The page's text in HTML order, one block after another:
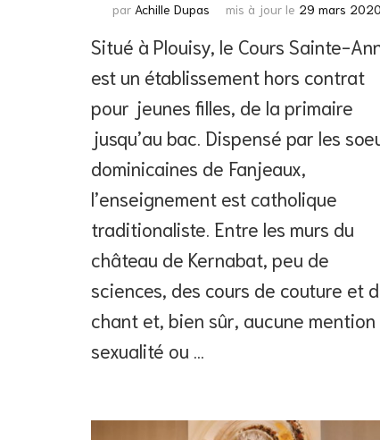
par Achille Dupas mis à jour le 29 mars 2020
Situé à Plouisy, le Cours Sainte-
est un établissement hors contrat
pour jeunes filles, de la primaire
jusqu’au bac. Dispensé par les
dominicaines de Fanjeaux,
l’enseignement est catholique
traditionaliste. Entre les murs du
château de Kernabat, peu de
sciences, des cours de couture et
chant et, bien sûr, aucune mention
sexualité ou …